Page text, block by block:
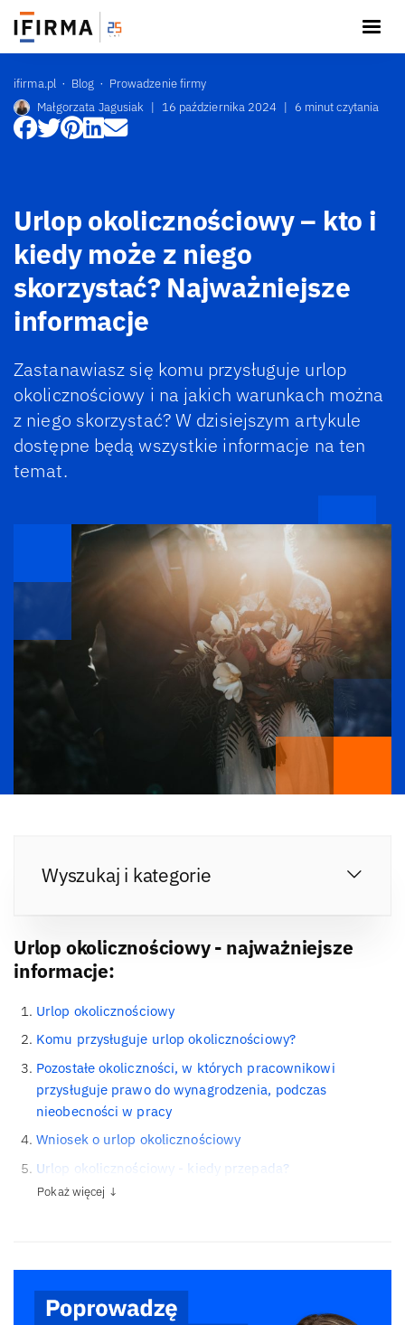
ifirma.pl Blog
Prowadzenie firmy
Małgorzata Jagusiak | 16 października 2024 | 6 minut czytania
Urlop okolicznościowy – kto i
kiedy może z niego
skorzystać? Najważniejsze
informacje
Zastanawiasz się komu przysługuje urlop
okolicznościowy i na jakich warunkach można
z niego skorzystać? W dzisiejszym artykule
dostępne będą wszystkie informacje na ten
temat.
Wyszukaj i kategorie
Urlop okolicznościowy - najważniejsze
informacje:
Urlop okolicznościowy
Komu przysługuje urlop okolicznościowy?
Pozostałe okoliczności, w których pracownikowi
przysługuje prawo do wynagrodzenia, podczas
nieobecności w pracy
Wniosek o urlop okolicznościowy
Urlop okolicznościowy - kiedy przepada?
Pokaż więcej ↓